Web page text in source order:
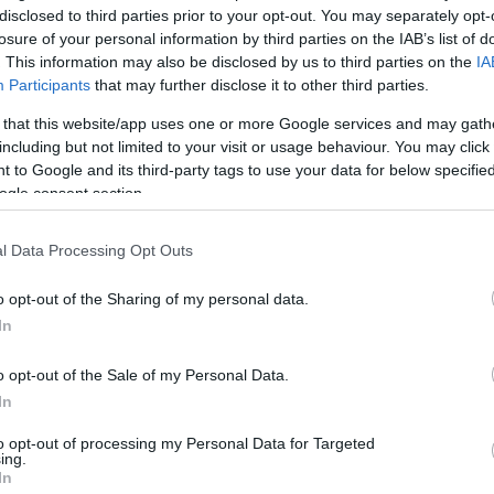
to third parties prior to your opt-out. You may separately
of your personal information by third parties on the IAB’s list of
This information may also be disclosed by us to third parties on the
Participants that may further disclose it to other third parties.
that this website/app uses one or more Google services and may
but not limited to your visit or usage behaviour. You may
to Google and its third-party tags to use your data for below
consent section.
Data Processing Opt Outs
opt-out of the Sharing of my personal data.
opt-out of the Sale of my Personal Data.
opt-out of processing my Personal Data for Targeted
E Hírös Embör
volt Karácsony Mihály, a Nyugdíjas Parlament
érintő legégetőbb problémákról beszélt,
a Ratkó-korszakban született évente 210 ezer
intézményből volt kevés, folytatta. Amikor
volt óvoda, amikor iskolások, középiskolások
és 38 ezer várakozó, ehhez jön ez a nagy